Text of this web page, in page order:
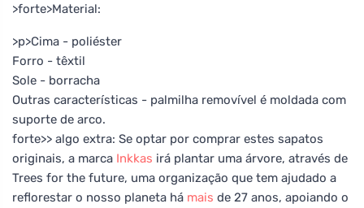
>forte>Material:
>p>Cima - poliéster
Forro - têxtil
Sole - borracha
Outras características - palmilha removível é moldada com
suporte de arco.
forte>> algo extra: Se optar por comprar estes sapatos
originais, a marca Inkkas irá plantar uma árvore, através de
Trees for the future, uma organização que tem ajudado a
reflorestar o nosso planeta há mais de 27 anos, apoiando o